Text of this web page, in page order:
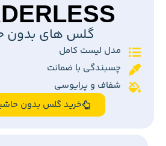
گلس های بدون
مدل لیست کامل
چسبندگی با ضمانت
شفاف و پرایوسی
خرید گلس بدون